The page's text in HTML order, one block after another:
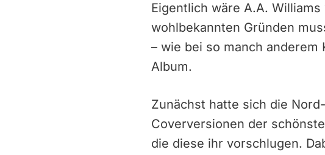
Eigentlich wäre A.A.
wohlbekannten Gründen
– wie bei so manch anderem
Album.
Zunächst hatte sich die
Coverversionen der
die diese ihr vorschlugen.